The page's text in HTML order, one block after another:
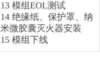
13 模组EOL测试
14 绝缘纸、保护罩、纳
米微胶囊灭火器安装
15 模组下线